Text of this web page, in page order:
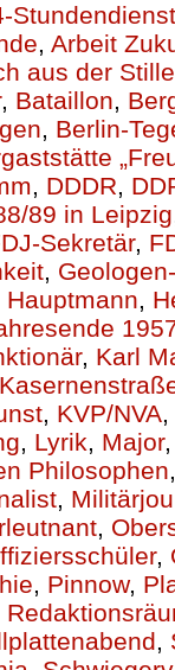
Stundendienst
, Arbeit
aus der Stille
, Bataillon,
, Berlin-
, DDDR,
89 in Leipzig
Sekretär,
,
Hauptmann,
, Karl
, KVP/NVA,
, Lyrik, Major
Philosophen
,
,
,
, Pinnow,
,